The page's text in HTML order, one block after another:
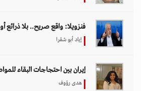
فنزويلا: واقع صريح.. بلا ذرائع أو
إياد أبو شقرا
إيران بين احتجاجات البقاء
هدى رؤوف